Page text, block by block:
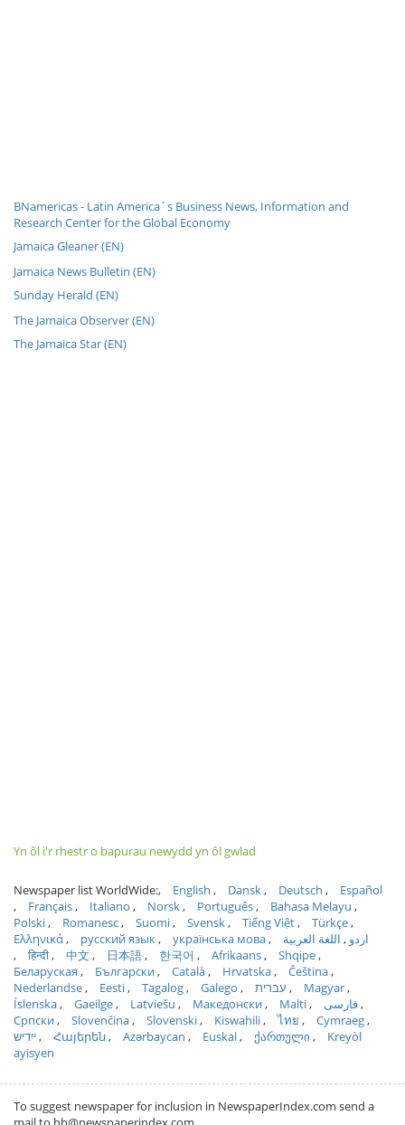
BNamericas - Latin America´s Business News, Information and
Research Center for the Global Economy
Jamaica Gleaner (EN)
Jamaica News Bulletin (EN)
Sunday Herald (EN)
The Jamaica Observer (EN)
The Jamaica Star (EN)
Yn ôl i'r rhestr o bapurau newydd yn ôl gwlad
Newspaper list WorldWide: English Dansk Deutsch
Español
Français
Italiano Norsk Português
Bahasa Melayu
Polski
Romanesc Suomi Svensk Tiếng Việt
Türkçe
Ελληνικά
русский язык українська мова اردو
اللغة العربية
हिन्दी
中文 日本語 한국어 Afrikaans
Shqipe
Беларуская
Български Català Hrvatska
Čeština
Nederlandse
Eesti Tagalog Galego עברית
Magyar
Íslenska
Gaeilge Latviešu Македонски Malti
فارسی
Српски
Slovenčina Slovenski Kiswahili ไทย
Cymraeg
ייִדיש
Հայերեն Azərbaycan Euskal ქართული
Kreyòl
ayisyen
To suggest newspaper for inclusion in NewspaperIndex.com send a